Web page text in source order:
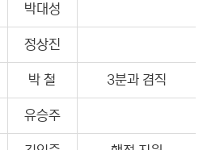
박대성
정상진
박 철 3분과 겸직
유승주